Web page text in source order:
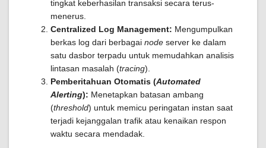
tingkat keberhasilan transaksi secara terus-
menerus.
Centralized Log Management: Mengumpulkan
berkas log dari berbagai node server ke dalam
satu dasbor terpadu untuk memudahkan analisis
lintasan masalah (tracing).
Pemberitahuan Otomatis (Automated
Alerting): Menetapkan batasan ambang
(threshold) untuk memicu peringatan instan saat
terjadi kejanggalan trafik atau kenaikan respon
waktu secara mendadak.